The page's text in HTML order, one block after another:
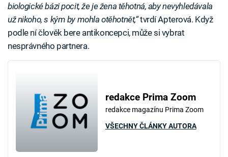
biologické bázi pocit, že je žena těhotná, aby nevyhledávala
už nikoho, s kým by mohla otěhotnět,“tvrdí Apterová. Když
podle ní člověk bere antikoncepci, může si vybrat
nesprávného partnera.
redakce Prima Zoom
redakce magazínu Prima Zoom
VŠECHNY ČLÁNKY AUTORA